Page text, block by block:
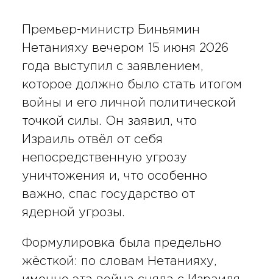
Премьер-министр Биньямин
Нетанияху вечером 15 июня 2026
года выступил с заявлением,
которое должно было стать итогом
войны и его личной политической
точкой силы. Он заявил, что
Израиль отвёл от себя
непосредственную угрозу
уничтожения и, что особенно
важно, спас государство от
ядерной угрозы.
Формулировка была предельно
жёсткой: по словам Нетанияху,